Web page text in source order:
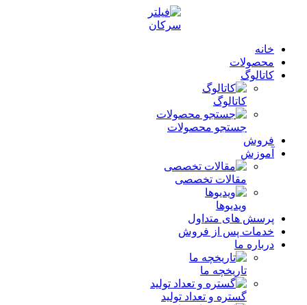
خانه
محصولات
کاتالوگ
کاتالوگ
جستجو محصولات
فروش
آموزش
مقالات تخصصی
ویدیوها
پرسش های متداول
خدمات پس از فروش
درباره ما
تاریخچه ما
گستره و تعداد تولید